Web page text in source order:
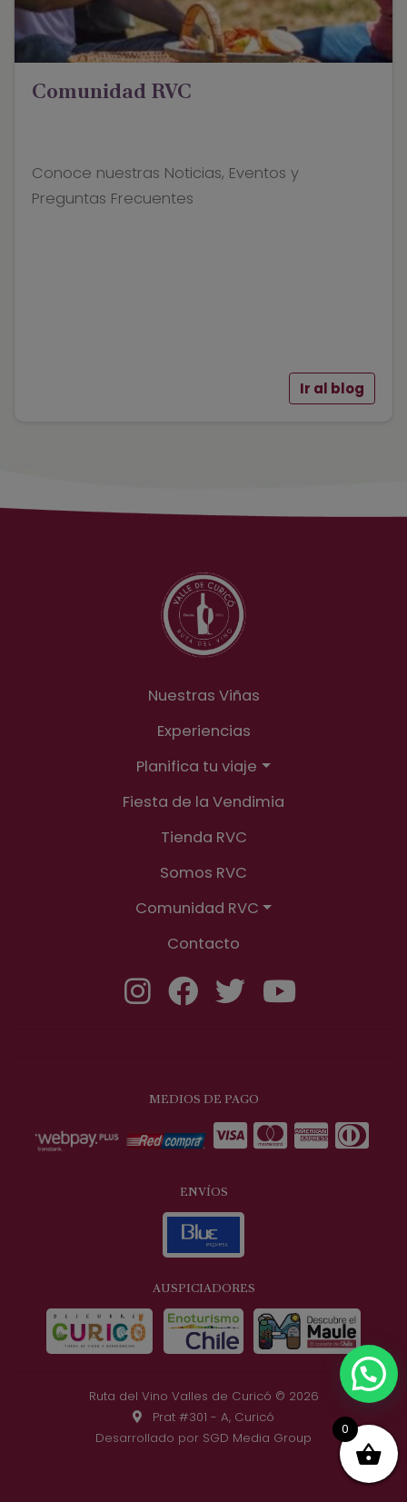
Comunidad RVC
Conoce nuestras Noticias, Eventos y
Preguntas Frecuentes
Ir al blog
Nuestras Viñas
Experiencias
Planifica tu viaje
Fiesta de la Vendimia
Tienda RVC
Somos RVC
Comunidad RVC
Contacto
MEDIOS DE PAGO
ENVÍOS
AUSPICIADORES
Ruta del Vino Valles de Curicó © 2026
Prat #301 - A, Curicó
Desarrollado por SGD Media Group
0